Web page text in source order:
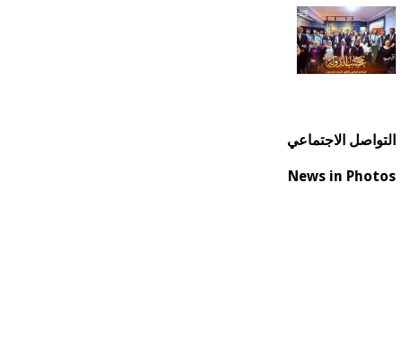
التواصل الاجتماعي
News in Photos